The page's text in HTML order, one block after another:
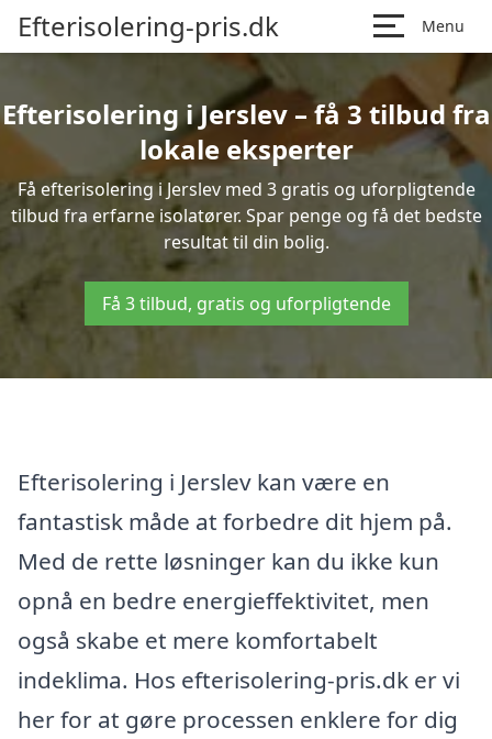
Efterisolering-pris.dk Menu
Efterisolering i Jerslev – få 3 tilbud fra
lokale eksperter
Få efterisolering i Jerslev med 3 gratis og uforpligtende
tilbud fra erfarne isolatører. Spar penge og få det bedste
resultat til din bolig.
Få 3 tilbud, gratis og uforpligtende
Efterisolering i Jerslev kan være en
fantastisk måde at forbedre dit hjem på.
Med de rette løsninger kan du ikke kun
opnå en bedre energieffektivitet, men
også skabe et mere komfortabelt
indeklima. Hos efterisolering-pris.dk er vi
her for at gøre processen enklere for dig